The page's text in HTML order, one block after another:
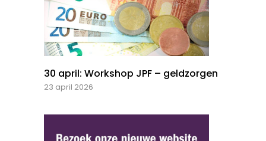
30 april: Workshop JPF – geldzorgen
23 april 2026